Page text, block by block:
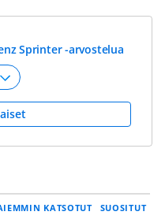
Sprinter -arvostelua
KATSOTUT SUOSITUT